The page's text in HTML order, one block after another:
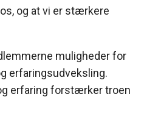
og at vi er stærkere
muligheder for
erfaringsudveksling.
erfaring forstærker troen